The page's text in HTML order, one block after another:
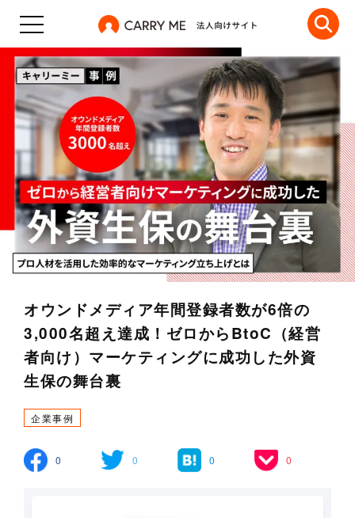
オウンドメディア年間登録者数が6倍の
3,000名超え達成！ゼロからBtoC（経営
者向け）マーケティングに成功した外資
生保の舞台裏
企業事例
0 0 0 0